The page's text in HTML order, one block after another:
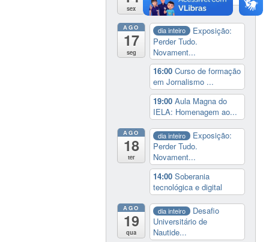
sex
AGO
17
seg
dia inteiro
Exposição:
Perder Tudo.
Novament...
16:00Curso de formação
em Jornalismo ...
19:00Aula Magna do
IELA: Homenagem ao...
AGO
18
ter
dia inteiro
Exposição:
Perder Tudo.
Novament...
14:00Soberania
tecnológica e digital
AGO
19
qua
dia inteiro
Desafio
Universitário de
Nautide...